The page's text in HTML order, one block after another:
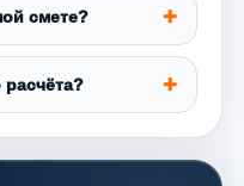
смете?